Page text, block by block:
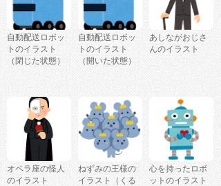
自動配送ロボッ
トのイラスト
（閉じた状態）
自動配送ロボッ
トのイラスト
（開いた状態）
あしながおじさ
んのイラスト
オペラ座の怪人
のイラスト
ねずみの王様の
イラスト（くる
心を持ったロボ
ットのイラスト